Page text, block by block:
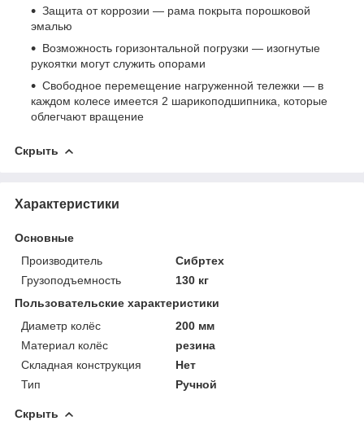
Защита от коррозии — рама покрыта порошковой
эмалью
Возможность горизонтальной погрузки — изогнутые
рукоятки могут служить опорами
Свободное перемещение нагруженной тележки — в
каждом колесе имеется 2 шарикоподшипника, которые
облегчают вращение
Скрыть
Характеристики
Основные
Производитель
Сибртех
Грузоподъемность
130 кг
Пользовательские характеристики
Диаметр колёс
200 мм
Материал колёс
резина
Складная конструкция
Нет
Тип
Ручной
Скрыть